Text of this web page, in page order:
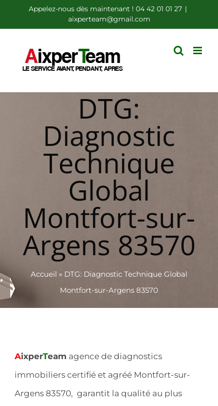
au
contenu
Appelez-nous dès maintenant ! 04 42 01 01 27 |
aixperteam@gmail.com
DTG:
Diagnostic
Technique
Global
Montfort-sur-
Argens 83570
Accueil » DTG: Diagnostic Technique Global
Montfort-sur-Argens 83570
AixperTeam agence de diagnostics
immobiliers certifié et agréé Montfort-sur-
Argens 83570, garantit la qualité au plus